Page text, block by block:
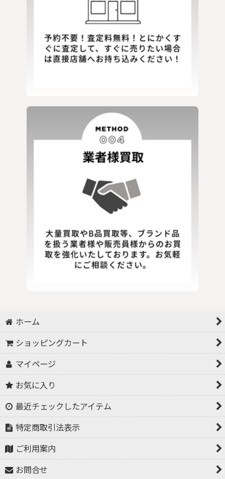
ホーム
ショッピングカート
マイページ
お気に入り
最近チェックしたアイテム
特定商取引法表示
ご利用案内
お問合せ